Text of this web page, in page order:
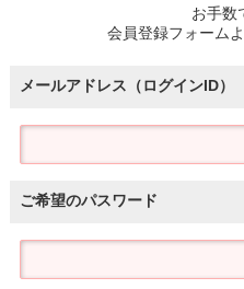
お手数
会員登録フォーム
メールアドレス（ログインID）
ご希望のパスワード